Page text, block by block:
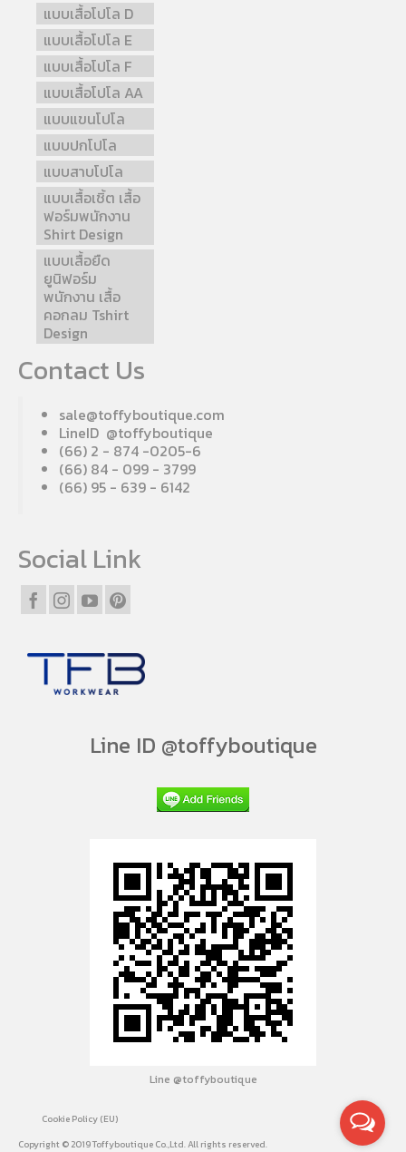
แบบเสื้อโปโล D
แบบเสื้อโปโล E
แบบเสื้อโปโล F
แบบเสื้อโปโล AA
แบบแขนโปโล
แบบปกโปโล
แบบสาบโปโล
แบบเสื้อเชิ้ต เสื้อ
ฟอร์มพนักงาน
Shirt Design
แบบเสื้อยืด
ยูนิฟอร์ม
พนักงาน เสื้อ
คอกลม Tshirt
Design
Contact Us
sale@toffyboutique.com
LineID @toffyboutique
(66) 2 - 874 -0205-6
(66) 84 - 099 - 3799
(66) 95 - 639 - 6142
Social Link
Line ID @toffyboutique
Line @toffyboutique
Cookie Policy (EU)
Copyright © 2019 Toffyboutique Co.,Ltd. All rights reserved.